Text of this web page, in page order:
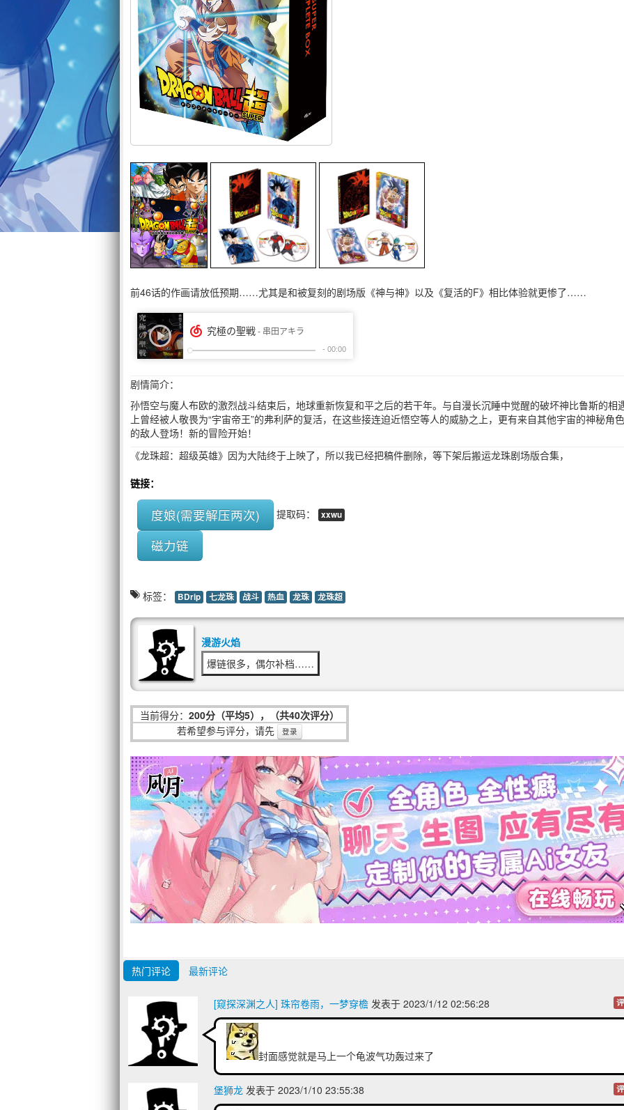
前46话的作画请放低预期……尤其是和被复刻的剧场版《神与神》以及《复活的F》相比体验就更惨了……
剧情简介：
孙悟空与魔人布欧的激烈战斗结束后，地球重新恢复和平之后的若干年。与自漫长沉睡中觉醒的破坏神比鲁斯的相
上曾经被人敬畏为“宇宙帝王”的弗利萨的复活，在这些接连迫近悟空等人的威胁之上，更有来自其他宇宙的神秘角
的敌人登场！新的冒险开始！
《龙珠超：超级英雄》因为大陆终于上映了，所以我已经把稿件删除，等下架后搬运龙珠剧场版合集，
链接：
度娘(需要解压两次) 提取码： xxwu
磁力链
标签： BDrip 七龙珠 战斗 热血 龙珠 龙珠超
漫游火焰
爆链很多，偶尔补档……
当前得分： 200分（平均5），（共40次评分）
若希望参与评分，请先
登录
热门评论 最新评论
[窥探深渊之人] 珠帘卷雨，一梦穿檐发表于 2023/1/12 02:56:28
封面感觉就是马上一个龟波气功轰过来了
堡狮龙发表于 2023/1/10 23:55:38